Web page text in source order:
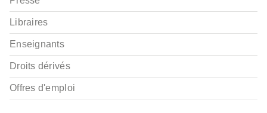
Libraires
Enseignants
Droits dérivés
Offres d'emploi